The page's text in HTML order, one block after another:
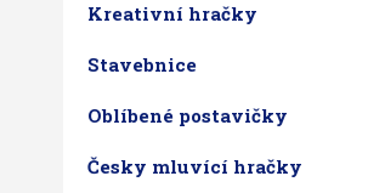
Kreativní hračky
Stavebnice
Oblíbené postavičky
Česky mluvící hračky